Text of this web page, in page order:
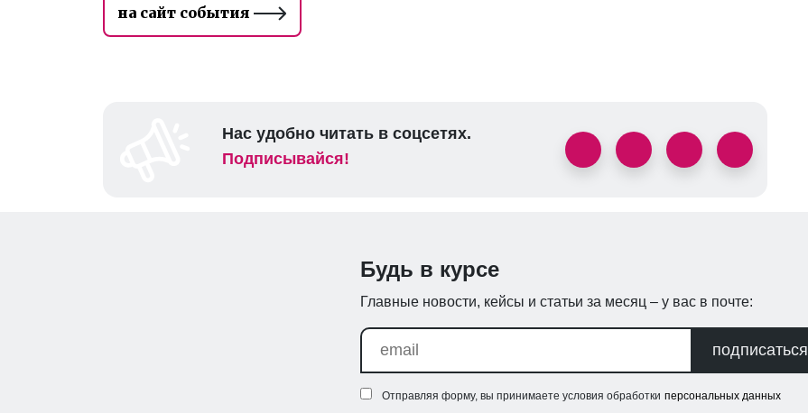
на сайт события
Нас удобно читать в соцсетях.
Подписывайся!
Будь в курсе
Главные новости, кейсы и статьи за месяц – у вас в почте:
подписаться
Отправляя форму, вы принимаете условия обработки персональных данных